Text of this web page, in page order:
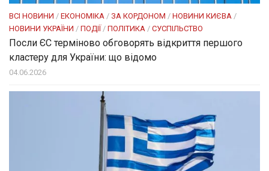
ВСІ НОВИНИ / ЕКОНОМІКА / ЗА КОРДОНОМ / НОВИНИ КИЄВА /
НОВИНИ УКРАЇНИ / ПОДІЇ / ПОЛІТИКА / СУСПІЛЬСТВО
Посли ЄC терміново обговорять відкриття першого
кластеру для України: що відомо
04.06.2026